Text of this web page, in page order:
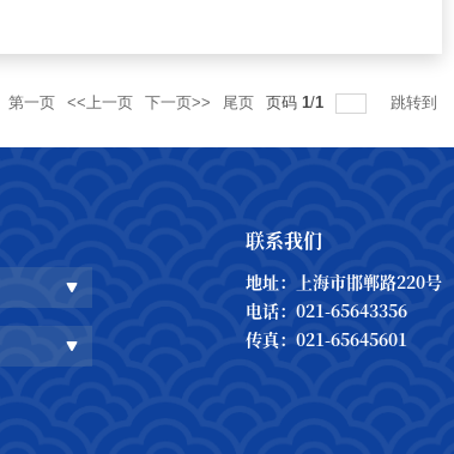
第一页 <<上一页 下一页>> 尾页 页码 1/1 跳转到
联系我们
地址：上海市邯郸路220号
电话：021-65643356
传真：021-65645601